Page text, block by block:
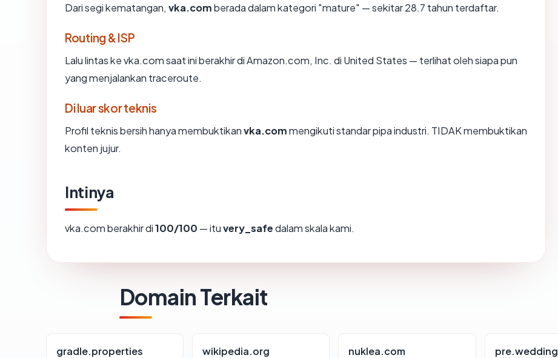
Dari segi kematangan, vka.comberada dalam kategori "mature" — sekitar 28.7 tahun terdaftar.
Routing & ISP
Lalu lintas ke vka.com saat ini berakhir di Amazon.com, Inc. di United States — terlihat oleh siapa pun
yang menjalankan traceroute.
Di luar skor teknis
Profil teknis bersih hanya membuktikanvka.commengikuti standar pipa industri. TIDAK membuktikan
konten jujur.
Intinya
vka.com berakhir di100/100 — ituvery_safedalam skala kami.
Domain Terkait
gradle.properties wikipedia.org nuklea.com pre.wedding